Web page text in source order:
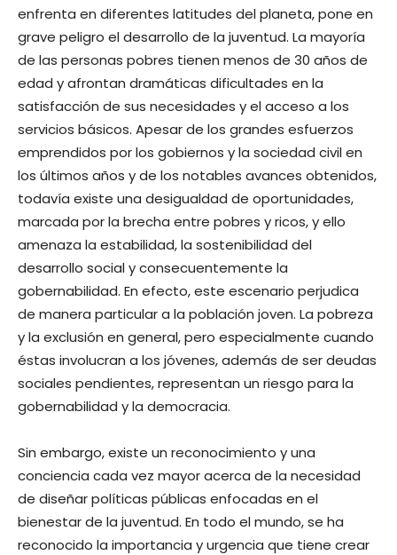
enfrenta en diferentes latitudes del planeta, pone en
grave peligro el desarrollo de la juventud. La mayoría
de las personas pobres tienen menos de 30 años de
edad y afrontan dramáticas dificultades en la
satisfacción de sus necesidades y el acceso a los
servicios básicos. Apesar de los grandes esfuerzos
emprendidos por los gobiernos y la sociedad civil en
los últimos años y de los notables avances obtenidos,
todavía existe una desigualdad de oportunidades,
marcada por la brecha entre pobres y ricos, y ello
amenaza la estabilidad, la sostenibilidad del
desarrollo social y consecuentemente la
gobernabilidad. En efecto, este escenario perjudica
de manera particular a la población joven. La pobreza
y la exclusión en general, pero especialmente cuando
éstas involucran a los jóvenes, además de ser deudas
sociales pendientes, representan un riesgo para la
gobernabilidad y la democracia.
Sin embargo, existe un reconocimiento y una
conciencia cada vez mayor acerca de la necesidad
de diseñar políticas públicas enfocadas en el
bienestar de la juventud. En todo el mundo, se ha
reconocido la importancia y urgencia que tiene crear